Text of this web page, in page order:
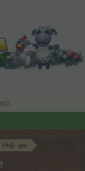
FAQ - gra